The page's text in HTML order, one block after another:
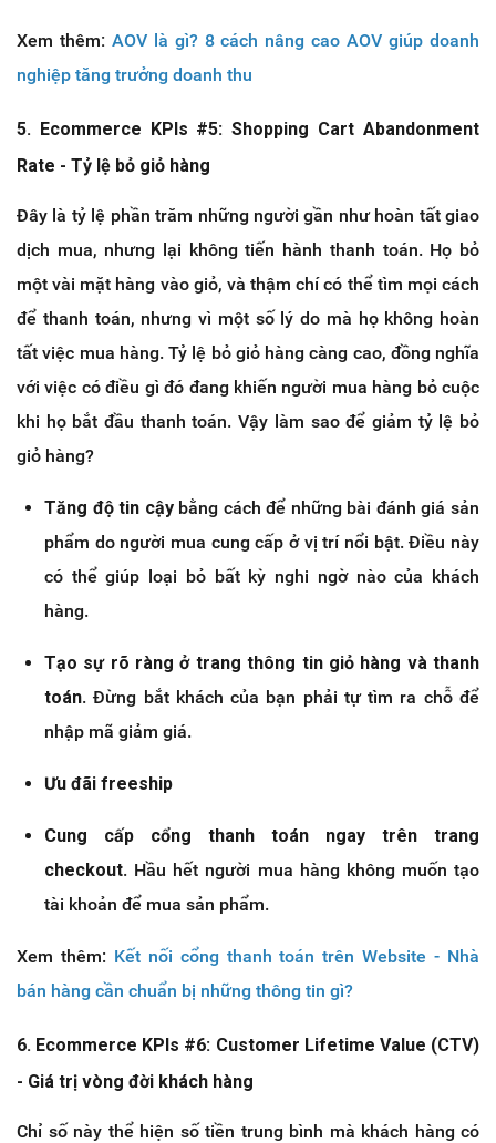
Xem thêm: AOV là gì? 8 cách nâng cao AOV giúp doanh
nghiệp tăng trưởng doanh thu
5. Ecommerce KPIs #5: Shopping Cart Abandonment
Rate - Tỷ lệ bỏ giỏ hàng
Đây là tỷ lệ phần trăm những người gần như hoàn tất giao
dịch mua, nhưng lại không tiến hành thanh toán. Họ bỏ
một vài mặt hàng vào giỏ, và thậm chí có thể tìm mọi cách
để thanh toán, nhưng vì một số lý do mà họ không hoàn
tất việc mua hàng. Tỷ lệ bỏ giỏ hàng càng cao, đồng nghĩa
với việc có điều gì đó đang khiến người mua hàng bỏ cuộc
khi họ bắt đầu thanh toán. Vậy làm sao để giảm tỷ lệ bỏ
giỏ hàng?
Tăng độ tin cậybằng cách để những bài đánh giá sản
phẩm do người mua cung cấp ở vị trí nổi bật. Điều này
có thể giúp loại bỏ bất kỳ nghi ngờ nào của khách
hàng.
Tạo sự rõ ràng ở trang thông tin giỏ hàng và thanh
toán. Đừng bắt khách của bạn phải tự tìm ra chỗ để
nhập mã giảm giá.
Ưu đãi freeship
Cung cấp cổng thanh toán ngay trên trang
checkout. Hầu hết người mua hàng không muốn tạo
tài khoản để mua sản phẩm.
Xem thêm: Kết nối cổng thanh toán trên Website - Nhà
bán hàng cần chuẩn bị những thông tin gì?
6. Ecommerce KPIs #6: Customer Lifetime Value (CTV)
- Giá trị vòng đời khách hàng
Chỉ số này thể hiện số tiền trung bình mà khách hàng có